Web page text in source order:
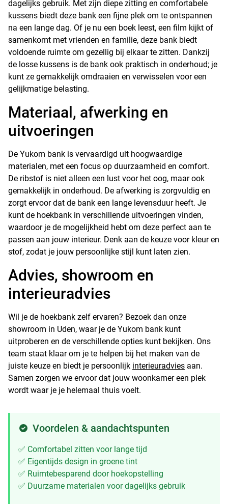
dagelijks gebruik. Met zijn diepe zitting en comfortabele
kussens biedt deze bank een fijne plek om te ontspannen
na een lange dag. Of je nu een boek leest, een film kijkt of
samenkomt met vrienden en familie, deze bank biedt
voldoende ruimte om gezellig bij elkaar te zitten. Dankzij
de losse kussens is de bank ook praktisch in onderhoud; je
kunt ze gemakkelijk omdraaien en verwisselen voor een
gelijkmatige belasting.
Materiaal, afwerking en
uitvoeringen
De Yukom bank is vervaardigd uit hoogwaardige
materialen, met een focus op duurzaamheid en comfort.
De ribstof is niet alleen een lust voor het oog, maar ook
gemakkelijk in onderhoud. De afwerking is zorgvuldig en
zorgt ervoor dat de bank een lange levensduur heeft. Je
kunt de hoekbank in verschillende uitvoeringen vinden,
waardoor je de mogelijkheid hebt om deze perfect aan te
passen aan jouw interieur. Denk aan de keuze voor kleur en
stof, zodat je jouw persoonlijke stijl kunt laten zien.
Advies, showroom en
interieuradvies
Wil je de hoekbank zelf ervaren? Bezoek dan onze
showroom in Uden, waar je de Yukom bank kunt
uitproberen en de verschillende opties kunt bekijken. Ons
team staat klaar om je te helpen bij het maken van de
juiste keuze en biedt je persoonlijk interieuradvies aan.
Samen zorgen we ervoor dat jouw woonkamer een plek
wordt waar je je helemaal thuis voelt.
Voordelen & aandachtspunten
✅ Comfortabel zitten voor lange tijd
✅ Eigentijds design in groene tint
✅ Ruimtebesparend door hoekopstelling
✅ Duurzame materialen voor dagelijks gebruik